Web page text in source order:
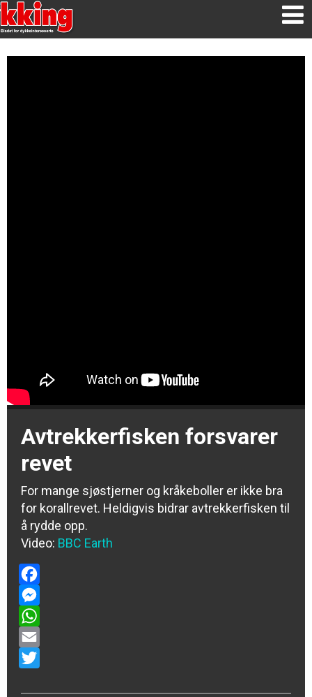
Avtrekkerfisken forsvarer
revet
For mange sjøstjerner og kråkeboller er ikke bra
for korallrevet. Heldigvis bidrar avtrekkerfisken til
å rydde opp.
Video: BBC Earth
Facebook
Messenger
WhatsApp
Email